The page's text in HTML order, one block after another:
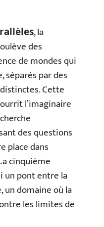
, la
des
de mondes qui
séparés par des
Cette
l’imaginaire
des questions
place dans
cinquième
un pont entre la
un domaine où la
les limites de